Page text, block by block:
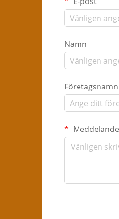
Namn
Företagsnamn
Meddelande